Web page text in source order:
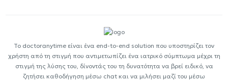
Το doctoranytime είναι ένα end-to-end solution που υποστηρίζει τον
χρήστη από τη στιγμή που αντιμετωπίζει ένα ιατρικό σύμπτωμα μέχρι τη
στιγμή της λύσης του, δίνοντάς του τη δυνατότητα να βρεί ειδικό, να
ζητήσει καθοδήγηση μέσω chat και να μιλήσει μαζί του μέσω